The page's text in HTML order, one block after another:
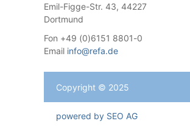
Emil-Figge-Str. 43, 44227
Dortmund
Fon +49 (0)6151 8801-0
Email info@refa.de
Copyright © 2025
powered by SEO AG